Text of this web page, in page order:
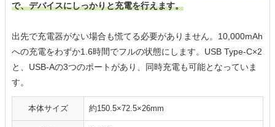
で、デバイスにしっかりと充電を行えます。
出先で充電器がない場合も慌てる必要がありません。10,000mAh
への充電をわずか1.6時間でフルの状態にします。USB Type-C×2
と、USB-Aの3つのポートがあり、同時充電も可能となっていま
す。
本体サイズ 約150.5×72.5×26mm